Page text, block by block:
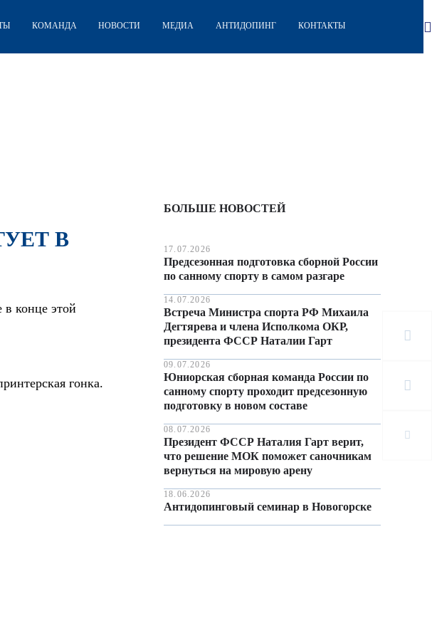
КОМАНДА НОВОСТИ МЕДИА АНТИДОПИНГ КОНТАКТЫ
В
в конце этой
гонка.
БОЛЬШЕ НОВОСТЕЙ
17.07.2026
Предсезонная подготовка сборной России
по санному спорту в самом разгаре
14.07.2026
Встреча Министра спорта РФ Михаила
Дегтярева и члена Исполкома ОКР,
президента ФССР Наталии Гарт
09.07.2026
Юниорская сборная команда России по
санному спорту проходит предсезонную
подготовку в новом составе
08.07.2026
Президент ФССР Наталия Гарт верит,
что решение МОК поможет саночникам
вернуться на мировую арену
18.06.2026
Антидопинговый семинар в Новогорске